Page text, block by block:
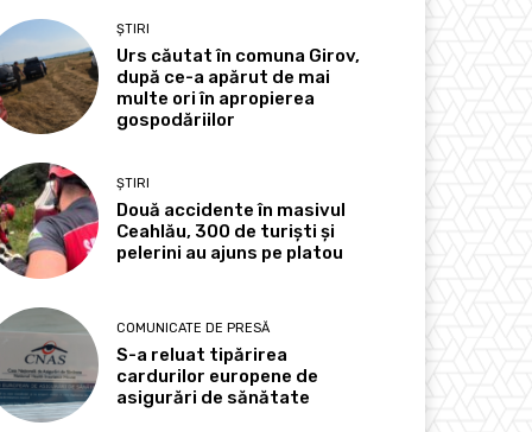
ȘTIRI
Urs căutat în comuna Girov,
după ce-a apărut de mai
multe ori în apropierea
gospodăriilor
ȘTIRI
Două accidente în masivul
Ceahlău, 300 de turiști și
pelerini au ajuns pe platou
COMUNICATE DE PRESĂ
S-a reluat tipărirea
cardurilor europene de
asigurări de sănătate